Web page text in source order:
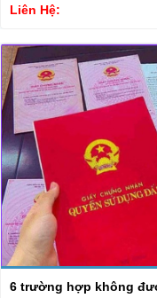
Liên Hệ:
6 trường hợp không